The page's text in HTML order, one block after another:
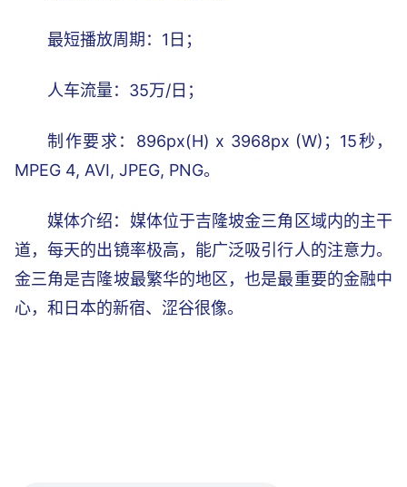
最短播放周期：1日；
人车流量：35万/日；
制作要求：896px(H) x 3968px (W)；15秒，
MPEG 4, AVI, JPEG, PNG。
媒体介绍：媒体位于吉隆坡金三角区域内的主干
道，每天的出镜率极高，能广泛吸引行人的注意力。
金三角是吉隆坡最繁华的地区，也是最重要的金融中
心，和日本的新宿、涩谷很像。